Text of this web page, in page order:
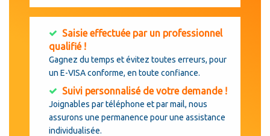
Saisie effectuée par un professionnel
qualifié !
Gagnez du temps et évitez toutes erreurs, pour
un E-VISA conforme, en toute confiance.
Suivi personnalisé de votre demande !
Joignables par téléphone et par mail, nous
assurons une permanence pour une assistance
individualisée.